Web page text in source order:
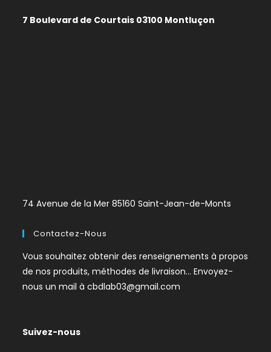
7 Boulevard de Courtais 03100 Montluçon
74 Avenue de la Mer 85160 Saint-Jean-de-Monts
Contactez-Nous
Vous souhaitez obtenir des renseignements à propos
de nos produits, méthodes de livraison… Envoyez-
nous un mail àcbdlab03@gmail.com
Suivez-nous